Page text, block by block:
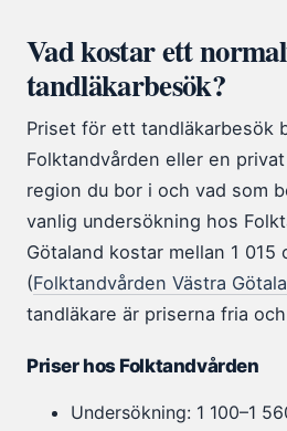
Vad kostar ett
tandläkarbesök?
Priset för ett tandläkarbesök
Folktandvården eller en
region du bor i och vad som
vanlig undersökning hos
Götaland kostar mellan 1 015
(Folktandvården Västra
tandläkare är priserna fria
Priser hos Folktandvården
Undersökning: 1 100–1